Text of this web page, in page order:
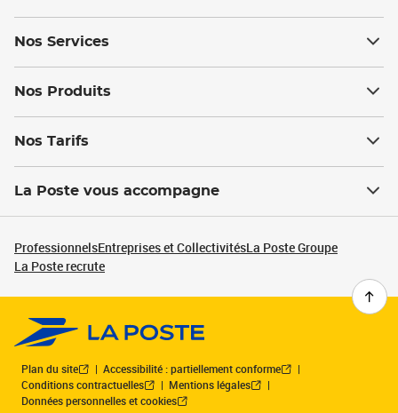
Nos Services
Nos Produits
Nos Tarifs
La Poste vous accompagne
ProfessionnelsEntreprises et CollectivitésLa Poste Groupe
La Poste recrute
Plan du site
Accessibilité : partiellement conforme
Conditions contractuelles
Mentions légales
Données personnelles et cookies